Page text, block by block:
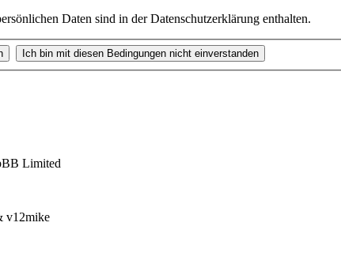
Daten sind in der Datenschutzerklärung enthalten.
Limited
v12mike